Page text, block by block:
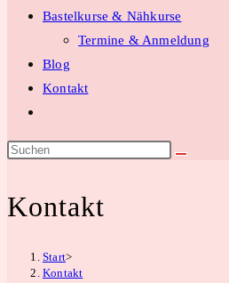
Bastelkurse & Nähkurse
Termine & Anmeldung
Blog
Kontakt
umschalten
Kontakt
Start>
Kontakt